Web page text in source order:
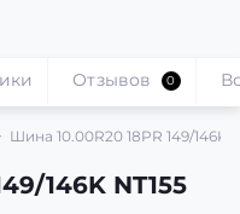
Шина 10.00R20 18PR 149/146K
146K NT155
Отзывов 0